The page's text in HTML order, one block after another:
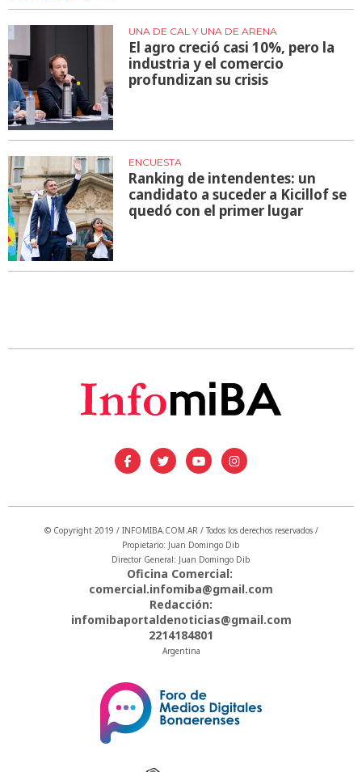
UNA DE CAL Y UNA DE ARENA
El agro creció casi 10%, pero la
industria y el comercio
profundizan su crisis
ENCUESTA
Ranking de intendentes: un
candidato a suceder a Kicillof se
quedó con el primer lugar
© Copyright 2019 / INFOMIBA.COM.AR / Todos los derechos reservados /
Propietario: Juan Domingo Dib
Director General: Juan Domingo Dib
Oficina Comercial:
comercial.infomiba@gmail.com
Redacción:
infomibaportaldenoticias@gmail.com
2214184801
Argentina